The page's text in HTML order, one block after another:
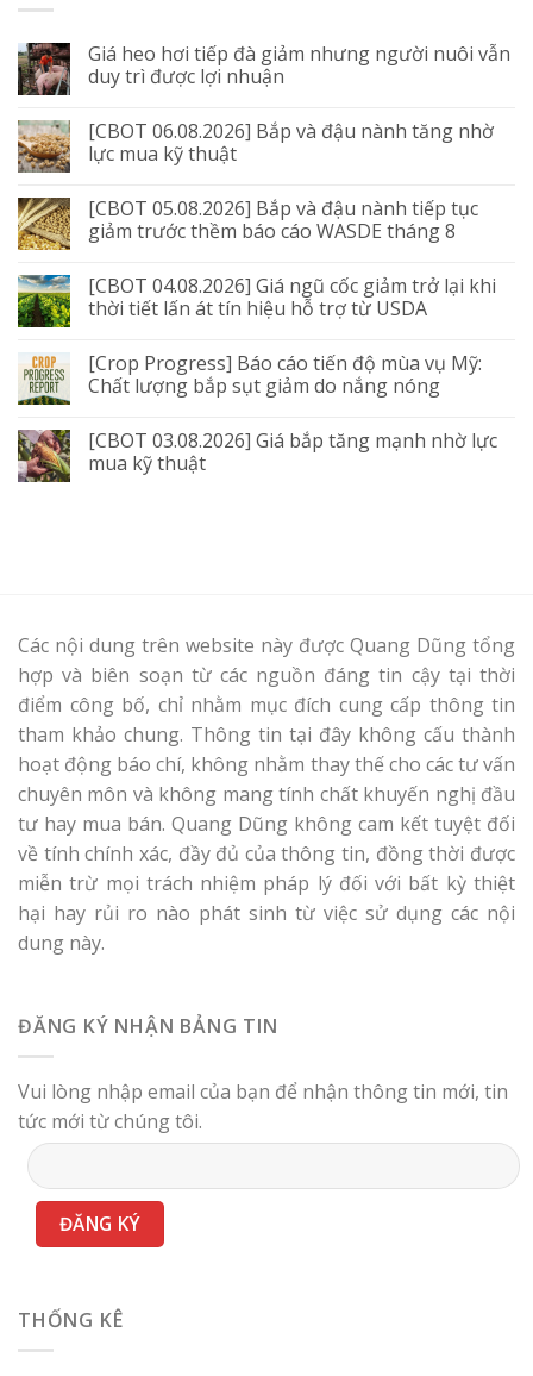
Giá heo hơi tiếp đà giảm nhưng người nuôi vẫn
duy trì được lợi nhuận
[CBOT 06.08.2026] Bắp và đậu nành tăng nhờ
lực mua kỹ thuật
[CBOT 05.08.2026] Bắp và đậu nành tiếp tục
giảm trước thềm báo cáo WASDE tháng 8
[CBOT 04.08.2026] Giá ngũ cốc giảm trở lại khi
thời tiết lấn át tín hiệu hỗ trợ từ USDA
[Crop Progress] Báo cáo tiến độ mùa vụ Mỹ:
Chất lượng bắp sụt giảm do nắng nóng
[CBOT 03.08.2026] Giá bắp tăng mạnh nhờ lực
mua kỹ thuật
Các nội dung trên website này được Quang Dũng tổng
hợp và biên soạn từ các nguồn đáng tin cậy tại thời
điểm công bố, chỉ nhằm mục đích cung cấp thông tin
tham khảo chung. Thông tin tại đây không cấu thành
hoạt động báo chí, không nhằm thay thế cho các tư vấn
chuyên môn và không mang tính chất khuyến nghị đầu
tư hay mua bán. Quang Dũng không cam kết tuyệt đối
về tính chính xác, đầy đủ của thông tin, đồng thời được
miễn trừ mọi trách nhiệm pháp lý đối với bất kỳ thiệt
hại hay rủi ro nào phát sinh từ việc sử dụng các nội
dung này.
ĐĂNG KÝ NHẬN BẢNG TIN
Vui lòng nhập email của bạn để nhận thông tin mới, tin
tức mới từ chúng tôi.
THỐNG KÊ